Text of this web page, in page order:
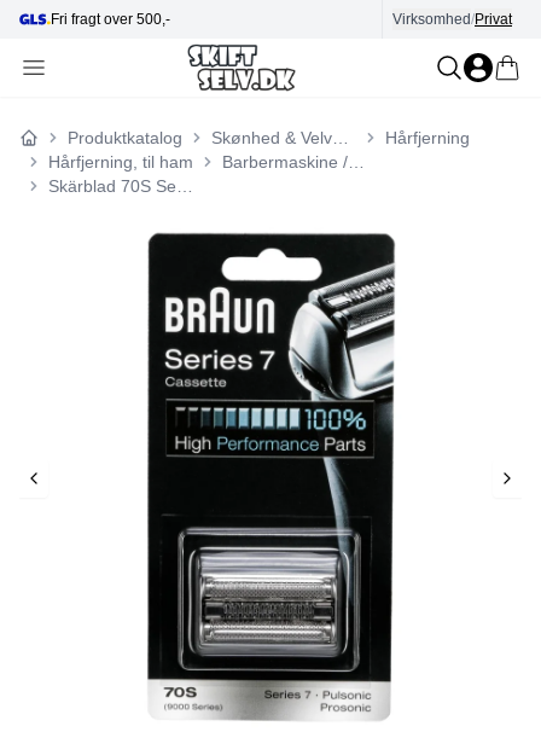
Fri fragt over 500,- Hjælp i kundecenter
Virksomhed/Privat
Forside
Produktkatalog
Hårfjerning
Hårfjerning, til ham